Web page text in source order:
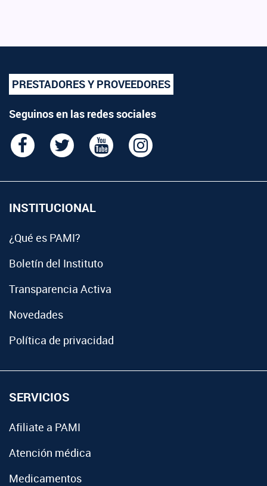
PRESTADORES Y PROVEEDORES
Seguinos en las redes sociales
INSTITUCIONAL
¿Qué es PAMI?
Boletín del Instituto
Transparencia Activa
Novedades
Política de privacidad
SERVICIOS
Afiliate a PAMI
Atención médica
Medicamentos